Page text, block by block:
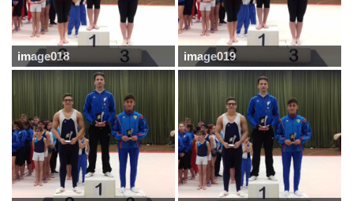
image018 image019